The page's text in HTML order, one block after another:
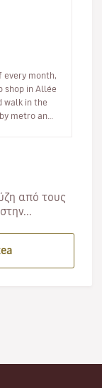
every month,
shop in Allée
walk in the
metro and
από τους